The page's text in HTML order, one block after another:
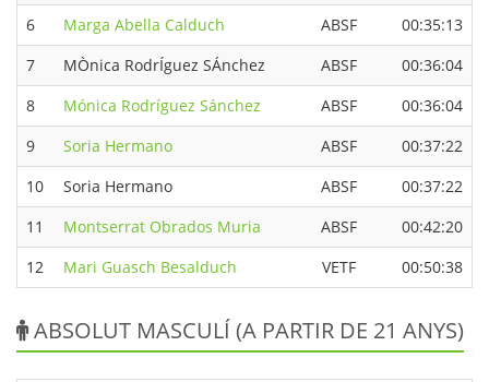
6
Marga Abella Calduch ABSF
00:35:13
7
MÒnica RodrÍguez SÁnchez ABSF
00:36:04
8
Mónica Rodríguez Sánchez ABSF
00:36:04
9
Soria Hermano ABSF
00:37:22
10
Soria Hermano ABSF
00:37:22
11
Montserrat Obrados Muria ABSF
00:42:20
12
Mari Guasch Besalduch VETF 00:50:38
ABSOLUT MASCULÍ (A PARTIR DE 21 ANYS)